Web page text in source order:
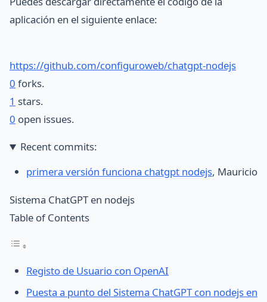
aplicación en el siguiente enlace:
https://github.com/configuroweb/chatgpt-nodejs
0 forks.
1 stars.
0 open issues.
Recent commits:
primera versión funciona chatgpt nodejs, Mauricio
Sistema ChatGPT en nodejs
Table of Contents
Registo de Usuario con OpenAI
Puesta a punto del Sistema ChatGPT con nodejs en